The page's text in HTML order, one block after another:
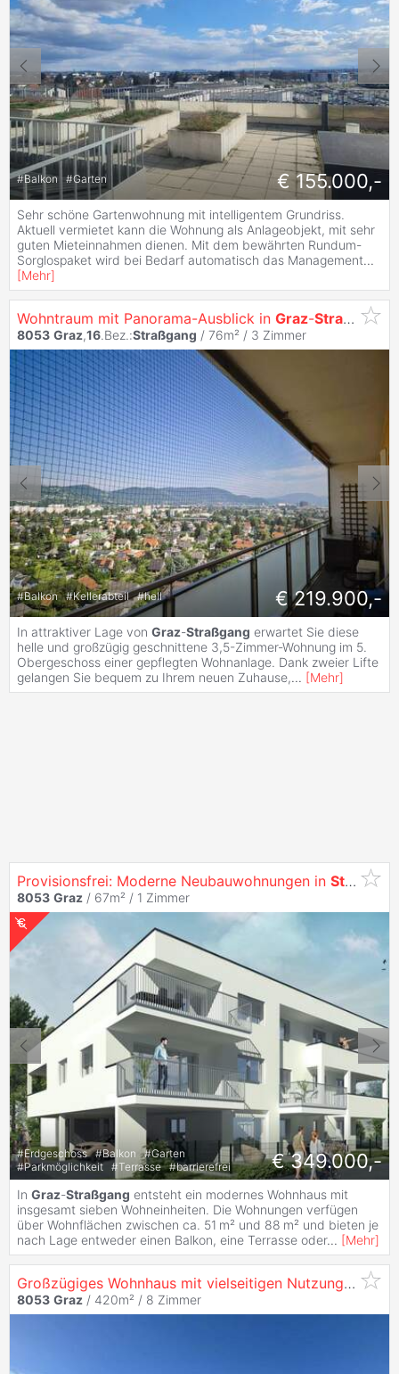
#Balkon #Garten € 155.000,-
Sehr schöne Gartenwohnung mit intelligentem Grundriss.
Aktuell vermietet kann die Wohnung als Anlageobjekt, mit sehr
guten Mieteinnahmen dienen. Mit dem bewährten Rundum-
Sorglospaket wird bei Bedarf automatisch das Management...
[Mehr]
Wohntraum mit Panorama-Ausblick in Graz-Straßgang
8053 Graz,16.Bez.:Straßgang / 76m² / 3 Zimmer
#Balkon #Kellerabteil #hell € 219.900,-
In attraktiver Lage von Graz-Straßgang erwartet Sie diese
helle und großzügig geschnittene 3,5-Zimmer-Wohnung im 5.
Obergeschoss einer gepflegten Wohnanlage. Dank zweier Lifte
gelangen Sie bequem zu Ihrem neuen Zuhause,... [Mehr]
Provisionsfrei: Moderne Neubauwohnungen in Straßgang
8053 Graz / 67m² / 1 Zimmer
#Erdgeschoss #Balkon #Garten
#Parkmöglichkeit #Terrasse #barrierefrei € 349.000,-
In Graz-Straßgang entsteht ein modernes Wohnhaus mit
insgesamt sieben Wohneinheiten. Die Wohnungen verfügen
über Wohnflächen zwischen ca. 51 m² und 88 m² und bieten je
nach Lage entweder einen Balkon, eine Terrasse oder... [Mehr]
Großzügiges Wohnhaus mit vielseitigen Nutzungspotenzial
8053 Graz / 420m² / 8 Zimmer